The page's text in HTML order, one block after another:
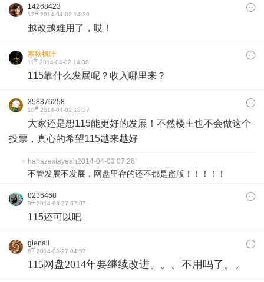
14268423
12# 2014-04-02 14:39
越改越难用了，哎！
寒秋枫叶
11# 2014-04-02 14:38
115靠什么发展呢？收入哪里来？
358876258
10# 2014-04-02 13:37
大家还是想115能更好的发展！不然楼主也不会做这个
投票，真心的希望115越来越好
hahazexiayeah2014-04-03 07:28
不管发展不发展，网盘里存的还不都是盗版！！！！！
8236468
9# 2014-03-27 07:07
115还可以吧
glenail
8# 2014-03-27 04:57
115网盘2014年要继续改进。。。不用吗了。。